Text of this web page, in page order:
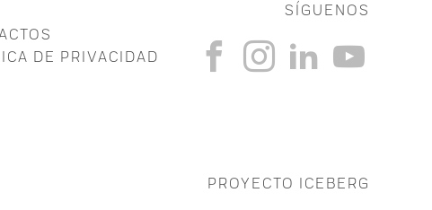
DE PRIVACIDAD
SÍGUENOS
PROYECTO ICEBERG